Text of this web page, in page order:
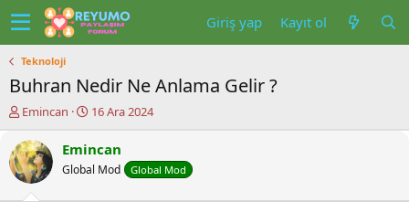
Giriş yap Kayıt ol
Teknoloji
Buhran Nedir Ne Anlama Gelir ?
K
n
u
y
Emincan
B
ş
l
a
16 Ara 2024
Emincan
Global Mod Global Mod